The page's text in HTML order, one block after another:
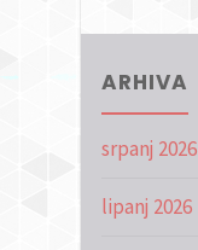
ARHIVA
srpanj 2026
lipanj 2026